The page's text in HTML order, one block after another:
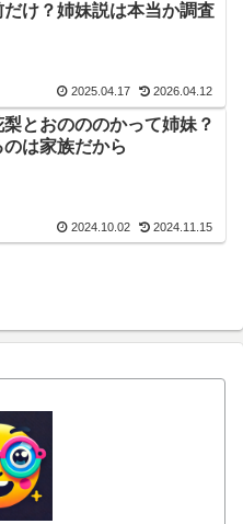
だけ？姉妹説は本当か調査
2025.04.17 2026.04.12
とおのののかって姉妹？
は家族だから
2024.10.02 2024.11.15